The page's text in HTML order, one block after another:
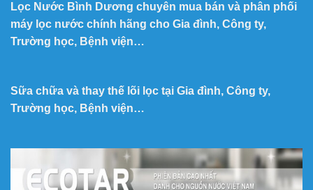
Lọc Nước Bình Dương chuyên mua bán và phân phối
máy lọc nước chính hãng cho Gia đình, Công ty,
Trường học, Bệnh viện…
Sữa chữa và thay thế lõi lọc tại Gia đình, Công ty,
Trường học, Bệnh viện…